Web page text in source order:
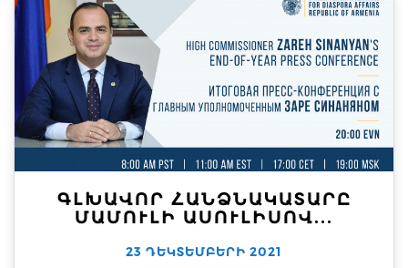
ԳԼԽԱՎՈՐ ՀԱՆՁՆԱԿԱՏԱՐԸ
ՄԱՄՈՒԼԻ ԱՍՈՒԼԻՍՈՎ...
23 ԴԵԿՏԵՄԲԵՐԻ 2021